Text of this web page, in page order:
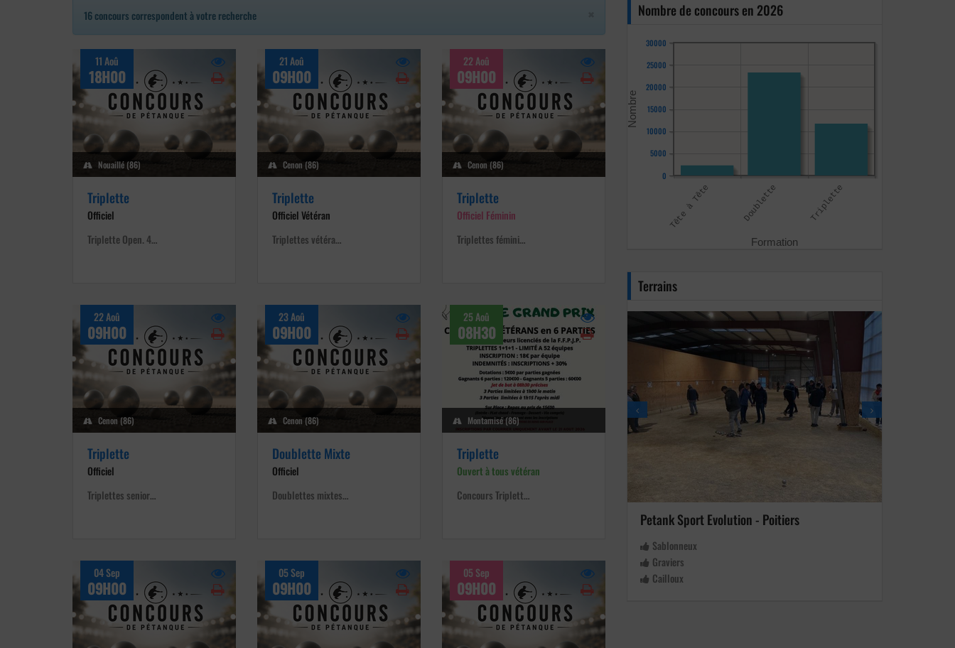
16 concours correspondent à votre recherche
11 Aoû
18H00
Nouaillé (86)
Triplette
Officiel
Triplette Open. 4…
21 Aoû
09H00
Cenon (86)
Triplette
Officiel Vétéran
Triplettes vétéra…
22 Aoû
09H00
Cenon (86)
Triplette
Officiel Féminin
Triplettes fémini…
22 Aoû
09H00
Cenon (86)
Triplette
Officiel
Triplettes senior…
23 Aoû
09H00
Cenon (86)
Doublette Mixte
Officiel
Doublettes mixtes…
25 Aoû
08H30
Montamisé (86)
Triplette
Ouvert à tous vétéran
Concours Triplett…
04 Sep
09H00
05 Sep
09H00
05 Sep
09H00
Nombre de concours en 2026
0
5000
10000
15000
20000
25000
30000
Terrains
Petank Sport Evolution - Poitiers
Sablonneux
Graviers
Cailloux